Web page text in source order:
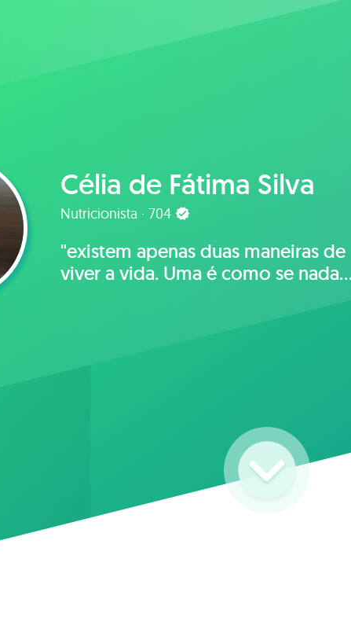
Célia de Fátima Silva
Nutricionista · 704
"existem apenas duas maneiras de
viver a vida. Uma é como se nada
fosse um milagre. A outra è como